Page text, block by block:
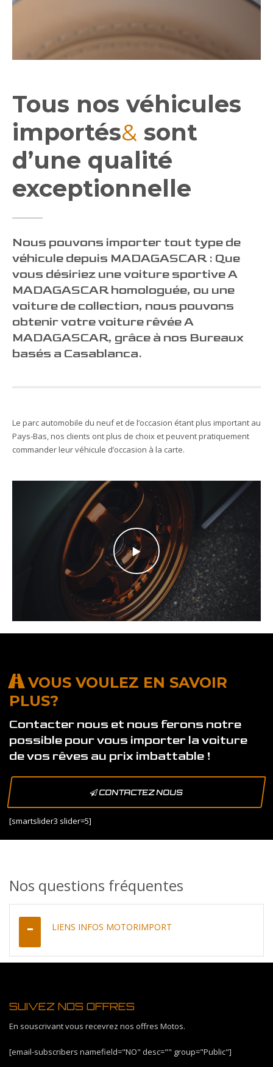
Tous nos véhicules
importés& sont
d’une qualité
exceptionnelle
Nous pouvons importer tout type de
véhicule depuis MADAGASCAR : Que
vous désiriez une voiture sportive A
MADAGASCAR homologuée, ou une
voiture de collection, nous pouvons
obtenir votre voiture rêvée A
MADAGASCAR, grâce à nos Bureaux
basés a Casablanca.
Le parc automobile du neuf et de l’occasion étant plus important au
Pays-Bas, nos clients ont plus de choix et peuvent pratiquement
commander leur véhicule d’occasion à la carte.
VOUS VOULEZ EN SAVOIR
PLUS?
Contacter nous et nous ferons notre
possible pour vous importer la voiture
de vos rêves au prix imbattable !
CONTACTEZ NOUS
[smartslider3 slider=5]
Nos questions fréquentes
LIENS INFOS MOTORIMPORT
SUIVEZ NOS OFFRES
En souscrivant vous recevrez nos offres Motos.
[email-subscribers namefield="NO" desc="" group="Public"]